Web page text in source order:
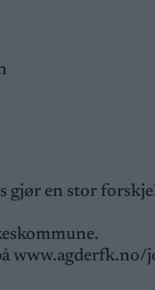
gjør en stor
www.agderfk.no/